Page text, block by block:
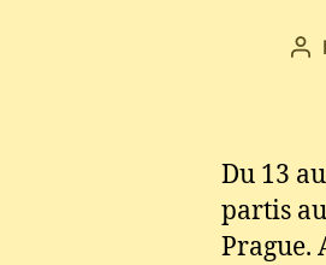
Du 13
partis
Prague.